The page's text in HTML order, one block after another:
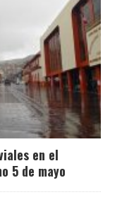
en el
5 de mayo